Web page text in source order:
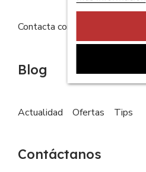
Contacta con nosotros
Blog
Actualidad Ofertas Tips
Contáctanos